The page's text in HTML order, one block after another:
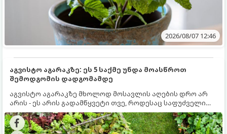
2026/08/07 12:46
აგვისტო აგარაკზე: ეს 5 საქმე უნდა მოასწროთ
შემოდგომის დადგომამდე
აგვისტო აგარაკზე მხოლოდ მოსავლის აღების დრო არ
არის - ეს არის გადამწყვეტი თვე, როდესაც საფუძველი
ეყრება მომავალი წლის მოსავალს და ბაღი მზადდება
შემოდგომა-ზამთრის სეზონისთვის. იმისათვის, რომ
ნიადაგმა ენერგია აღიდგინოს, ხოლო მცენარეებმა